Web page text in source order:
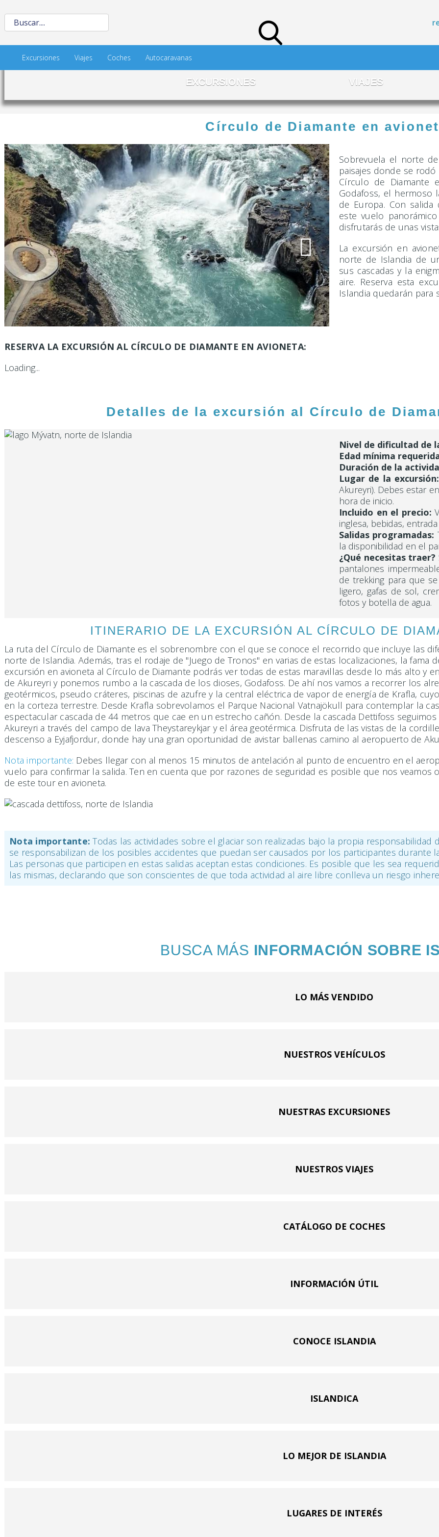
Excursiones Viajes Coches Autocaravanas
EXCURSIONES VIAJES
Círculo de Diamante en
Sobrevuela el norte
paisajes donde se
Círculo de Diamante
Godafoss, el hermoso
de Europa. Con
este vuelo
disfrutarás de unas
La excursión en
norte de Islandia de
sus cascadas y la
aire. Reserva esta
Islandia quedarán para
RESERVA LA EXCURSIÓN AL CÍRCULO DE DIAMANTE EN AVIONETA:
Loading...
Detalles de la excursión al Círculo de
Nivel de dificultad de
Edad mínima
Duración de la
Lugar de la excursión:
Akureyri). Debes estar
hora de inicio.
Incluido en el precio:
inglesa, bebidas,
Salidas programadas:
la disponibilidad en el
¿Qué necesitas traer?
pantalones
de trekking para que
ligero, gafas de sol,
fotos y botella de agua.
ITINERARIO DE LA EXCURSIÓN AL CÍRCULO DE
La ruta del Círculo de Diamante es el sobrenombre con el que se conoce el recorrido que incluye las
norte de Islandia. Además, tras el rodaje de "Juego de Tronos" en varias de estas localizaciones, la fama
excursión en avioneta al Círculo de Diamante podrás ver todas de estas maravillas desde lo más alto y
de Akureyri y ponemos rumbo a la cascada de los dioses, Godafoss. De ahí nos vamos a recorrer los
geotérmicos, pseudo cráteres, piscinas de azufre y la central eléctrica de vapor de energía de Krafla,
en la corteza terrestre. Desde Krafla sobrevolamos el Parque Nacional Vatnajökull para contemplar la
espectacular cascada de 44 metros que cae en un estrecho cañón. Desde la cascada Dettifoss
Akureyri a través del campo de lava Theystareykjar y el área geotérmica. Disfruta de las vistas de la
descenso a Eyjafjordur, donde hay una gran oportunidad de avistar ballenas camino al aeropuerto de
Nota importante: Debes llegar con al menos 15 minutos de antelación al punto de encuentro en el
vuelo para confirmar la salida. Ten en cuenta que por razones de seguridad es posible que nos veamos
de este tour en avioneta.
Nota importante: Todas las actividades sobre el glaciar son realizadas bajo la propia responsabilidad
se responsabilizan de los posibles accidentes que puedan ser causados por los participantes durante
Las personas que participen en estas salidas aceptan estas condiciones. Es posible que les sea
las mismas, declarando que son conscientes de que toda actividad al aire libre conlleva un riesgo
BUSCA MÁS INFORMACIÓN SOBRE
LO MÁS VENDIDO
NUESTROS VEHÍCULOS
NUESTRAS EXCURSIONES
NUESTROS VIAJES
CATÁLOGO DE COCHES
INFORMACIÓN ÚTIL
CONOCE ISLANDIA
ISLANDICA
LO MEJOR DE ISLANDIA
LUGARES DE INTERÉS